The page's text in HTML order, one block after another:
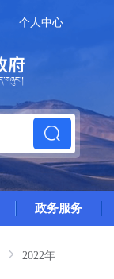
个人中心
政务服务
2022年